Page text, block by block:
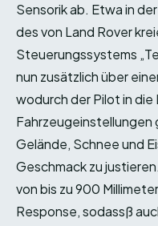
Sensorik ab. Etwa in
des von Land Rover
Steuerungssystems
nun zusätzlich über
wodurch der Pilot in
Fahrzeugeinstellungen
Gelände, Schnee und
Geschmack zu
von bis zu 900
Response, sodassß